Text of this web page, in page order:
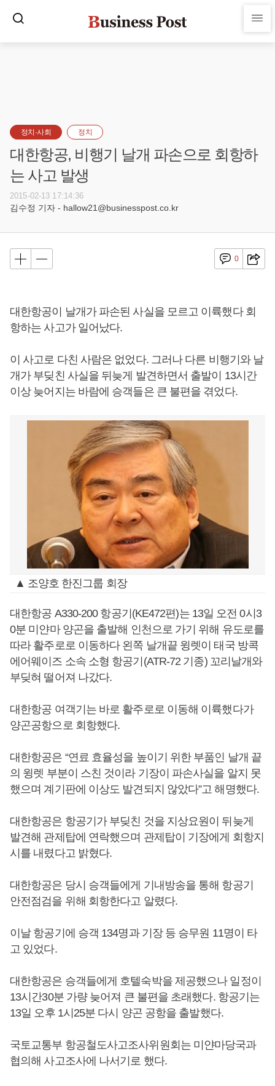
정치·사회 정치
대한항공, 비행기 날개 파손으로 회항하
는 사고 발생
2015-02-13 17:14:36
김수정 기자 - hallow21@businesspost.co.kr
0
대한항공이 날개가 파손된 사실을 모르고 이륙했다 회
항하는 사고가 일어났다.
이 사고로 다친 사람은 없었다. 그러나 다른 비행기와 날
개가 부딪친 사실을 뒤늦게 발견하면서 출발이 13시간
이상 늦어지는 바람에 승객들은 큰 불편을 겪었다.
▲ 조양호 한진그룹 회장
대한항공 A330-200 항공기(KE472편)는 13일 오전 0시3
0분 미얀마 양곤을 출발해 인천으로 가기 위해 유도로를
따라 활주로로 이동하다 왼쪽 날개끝 윙렛이 태국 방콕
에어웨이즈 소속 소형 항공기(ATR-72 기종) 꼬리날개와
부딪혀 떨어져 나갔다.
대한항공 여객기는 바로 활주로로 이동해 이륙했다가
양곤공항으로 회항했다.
대한항공은 “연료 효율성을 높이기 위한 부품인 날개 끝
의 윙렛 부분이 스친 것이라 기장이 파손사실을 알지 못
했으며 계기판에 이상도 발견되지 않았다”고 해명했다.
대한항공은 항공기가 부딪친 것을 지상요원이 뒤늦게
발견해 관제탑에 연락했으며 관제탑이 기장에게 회항지
시를 내렸다고 밝혔다.
대한항공은 당시 승객들에게 기내방송을 통해 항공기
안전점검을 위해 회항한다고 알렸다.
이날 항공기에 승객 134명과 기장 등 승무원 11명이 타
고 있었다.
대한항공은 승객들에게 호텔숙박을 제공했으나 일정이
13시간30분 가량 늦어져 큰 불편을 초래했다. 항공기는
13일 오후 1시25분 다시 양곤 공항을 출발했다.
국토교통부 항공철도사고조사위원회는 미얀마당국과
협의해 사고조사에 나서기로 했다.